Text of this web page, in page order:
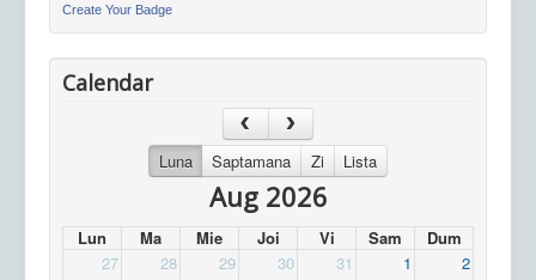
Create Your Badge
Calendar
Luna Saptamana Zi Lista
Aug 2026
Lun Ma Mie Joi Vi Sam
Dum
27
28 29 30 31 1 2